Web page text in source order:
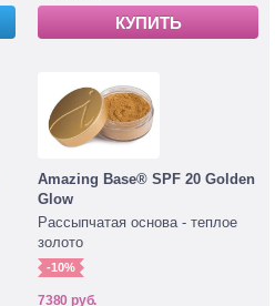
КУПИТЬ
Amazing Base® SPF 20 Golden
Glow
Рассыпчатая основа - теплое
золото
-10%
7380 руб.